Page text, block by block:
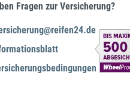
Fragen zur Versicherung?